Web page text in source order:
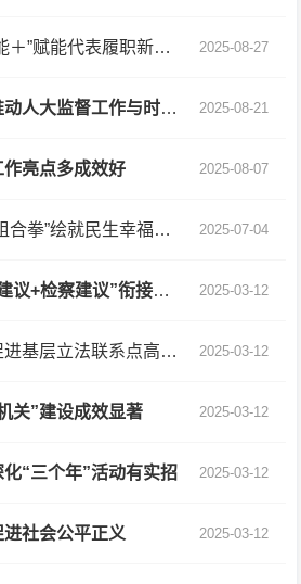
汉阴县人大：“人工智能＋”赋能代表履职新高度 2025-08-27
以专题询问为抓手，推动人大监督工作与时俱进 ——以汉阴县人大工作为例 2025-08-21
亮点多成效好 2025-08-07
汉阴县人大强化监督“组合拳”绘就民生幸福新图景 2025-07-04
汉阴：构建“人大代表建议+检察建议”衔接转化机制 2025-03-12
汉阴县人大：多举措促进基层立法联系点高效运行 2025-03-12
关”建设成效显著 2025-03-12
“三个年”活动有实招 2025-03-12
社会公平正义 2025-03-12